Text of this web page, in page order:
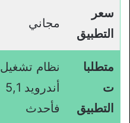
سعر
التطبيق
مجاني
متطلبا
ت
التطبيق
نظام تشغيل
أندرويد 5,1
فأحدث